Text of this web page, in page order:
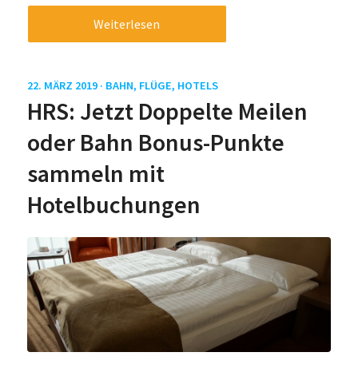
Weiterlesen
22. MÄRZ 2019 · BAHN, FLÜGE, HOTELS
HRS: Jetzt Doppelte Meilen
oder Bahn Bonus-Punkte
sammeln mit
Hotelbuchungen